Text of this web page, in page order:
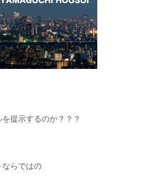
提示するのか？？？
らではの